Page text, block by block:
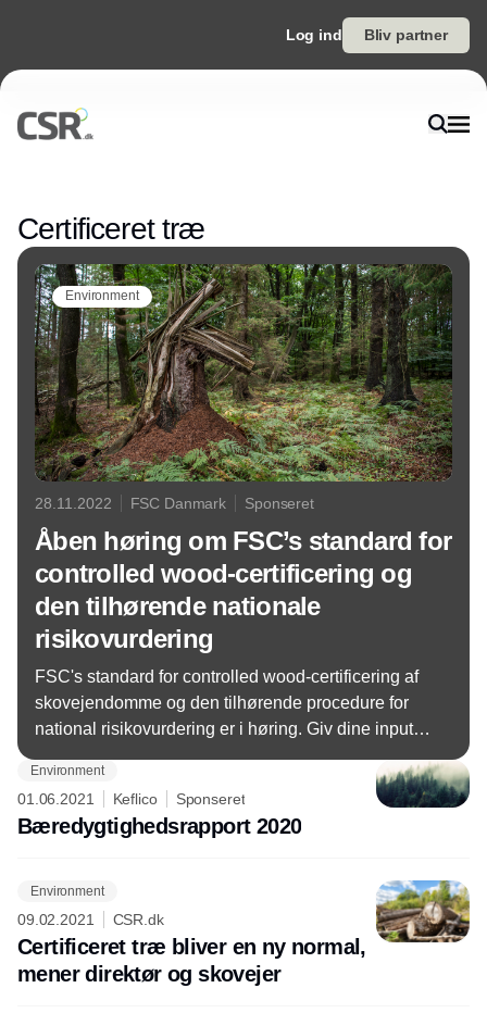
Log ind Bliv partner
Certificeret træ
Environment
28.11.2022 FSC Danmark Sponseret
Åben høring om FSC’s standard for
controlled wood-certificering og
den tilhørende nationale
risikovurdering
FSC's standard for controlled wood-certificering af
skovejendomme og den tilhørende procedure for
national risikovurdering er i høring. Giv dine input
foreslåede ændringer.
Environment
01.06.2021 Keflico Sponseret
Bæredygtighedsrapport 2020
Environment
09.02.2021 CSR.dk
Certificeret træ bliver en ny normal,
mener direktør og skovejer